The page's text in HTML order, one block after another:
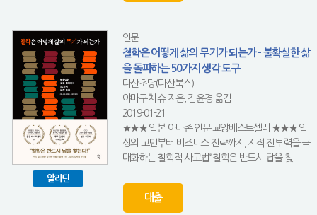
알라딘
인문
철학은 어떻게 삶의 무기가 되는가 - 불확실한 삶
을 돌파하는 50가지 생각 도구
다산초당(다산북스)
야마구치 슈 지음, 김윤경 옮김
2019-01-21
★★★ 일본 아마존 인문·교양베스트셀러 ★★★ 일
상의 고민부터 비즈니스 전략까지, 지적 전투력을 극
대화하는 철학적 사고법“철학은 반드시 답을 찾...
대출